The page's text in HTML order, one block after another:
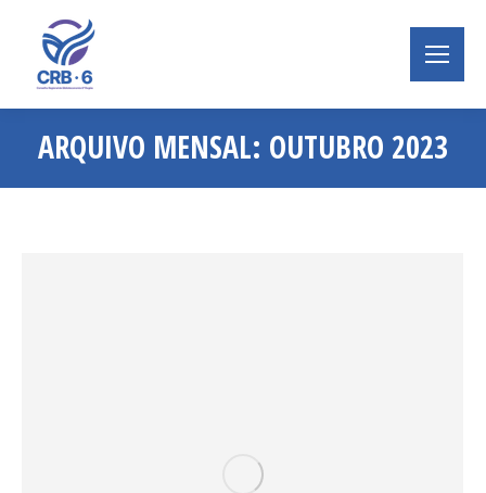
ARQUIVO MENSAL: OUTUBRO 2023
Você está aqui: